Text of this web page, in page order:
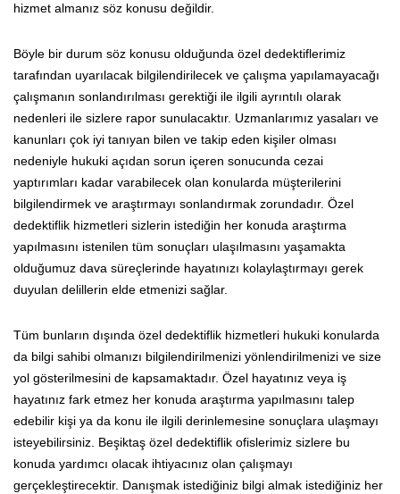
hizmet almanız söz konusu değildir.
Böyle bir durum söz konusu olduğunda özel dedektiflerimiz
tarafından uyarılacak bilgilendirilecek ve çalışma yapılamayacağı
çalışmanın sonlandırılması gerektiği ile ilgili ayrıntılı olarak
nedenleri ile sizlere rapor sunulacaktır. Uzmanlarımız yasaları ve
kanunları çok iyi tanıyan bilen ve takip eden kişiler olması
nedeniyle hukuki açıdan sorun içeren sonucunda cezai
yaptırımları kadar varabilecek olan konularda müşterilerini
bilgilendirmek ve araştırmayı sonlandırmak zorundadır. Özel
dedektiflik hizmetleri sizlerin istediğin her konuda araştırma
yapılmasını istenilen tüm sonuçları ulaşılmasını yaşamakta
olduğumuz dava süreçlerinde hayatınızı kolaylaştırmayı gerek
duyulan delillerin elde etmenizi sağlar.
Tüm bunların dışında özel dedektiflik hizmetleri hukuki konularda
da bilgi sahibi olmanızı bilgilendirilmenizi yönlendirilmenizi ve size
yol gösterilmesini de kapsamaktadır. Özel hayatınız veya iş
hayatınız fark etmez her konuda araştırma yapılmasını talep
edebilir kişi ya da konu ile ilgili derinlemesine sonuçlara ulaşmayı
isteyebilirsiniz. Beşiktaş özel dedektiflik ofislerimiz sizlere bu
konuda yardımcı olacak ihtiyacınız olan çalışmayı
gerçekleştirecektir. Danışmak istediğiniz bilgi almak istediğiniz her